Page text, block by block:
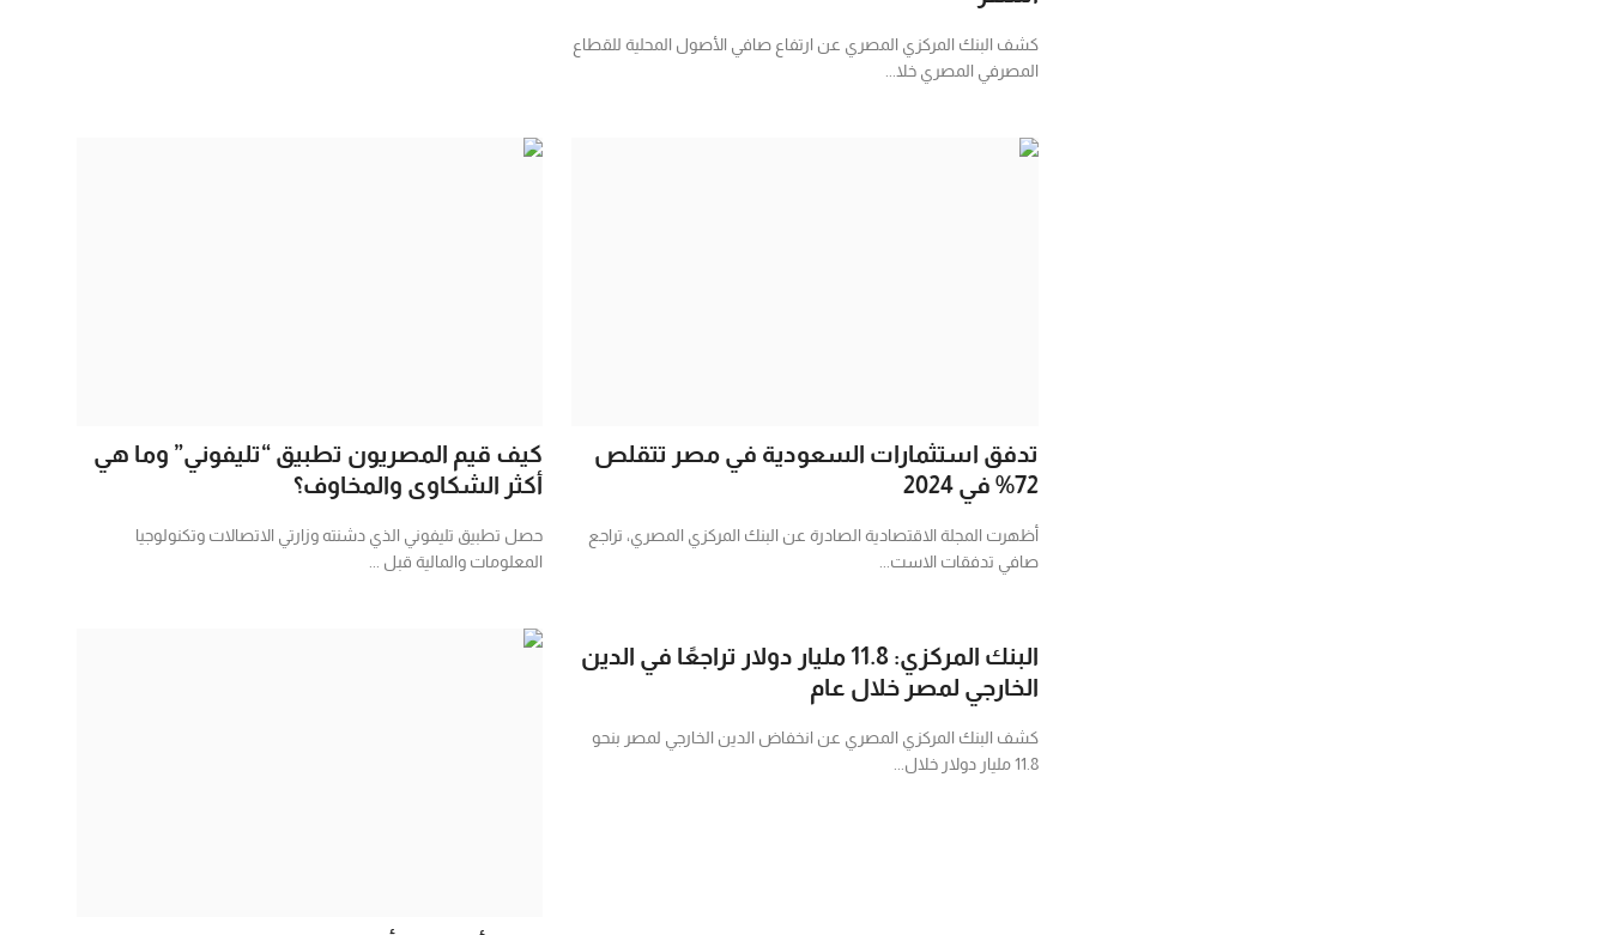
كشف البنك المركزي المصري عن ارتفاع صافي الأصول المحلية للقطاع
المصرفي المصري خلا...
تدفق استثمارات السعودية في مصر تتقلص
72% في 2024
أظهرت المجلة الاقتصادية الصادرة عن البنك المركزي المصري، تراجع
صافي تدفقات الاست...
كيف قيم المصريون تطبيق “تليفوني” وما هي
أكثر الشكاوى والمخاوف؟
حصل تطبيق تليفوني الذي دشنته وزارتي الاتصالات وتكنولوجيا
المعلومات والمالية قبل ...
البنك المركزي: 11.8 مليار دولار تراجعًا في الدين
الخارجي لمصر خلال عام
كشف البنك المركزي المصري عن انخفاض الدين الخارجي لمصر بنحو
11.8 مليار دولار خلال...